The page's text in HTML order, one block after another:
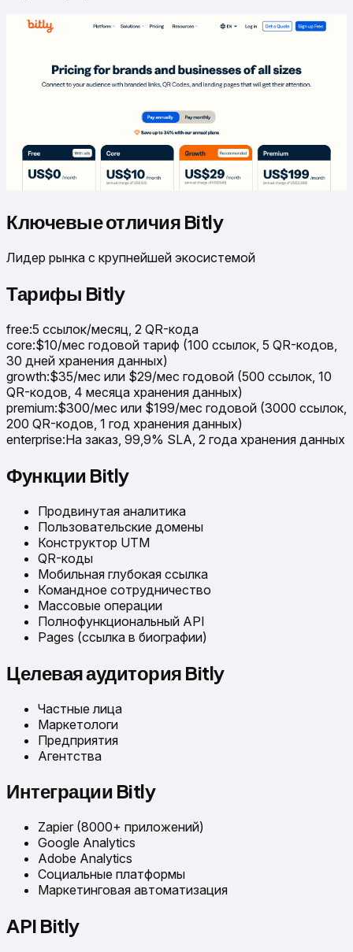
Ключевые отличия Bitly
Лидер рынка с крупнейшей экосистемой
Тарифы Bitly
free:5 ссылок/месяц, 2 QR-кода
core:$10/мес годовой тариф (100 ссылок, 5 QR-кодов,
30 дней хранения данных)
growth:$35/мес или $29/мес годовой (500 ссылок, 10
QR-кодов, 4 месяца хранения данных)
premium:$300/мес или $199/мес годовой (3000 ссылок,
200 QR-кодов, 1 год хранения данных)
enterprise:На заказ, 99,9% SLA, 2 года хранения данных
Функции Bitly
Продвинутая аналитика
Пользовательские домены
Конструктор UTM
QR-коды
Мобильная глубокая ссылка
Командное сотрудничество
Массовые операции
Полнофункциональный API
Pages (ссылка в биографии)
Целевая аудитория Bitly
Частные лица
Маркетологи
Предприятия
Агентства
Интеграции Bitly
Zapier (8000+ приложений)
Google Analytics
Adobe Analytics
Социальные платформы
Маркетинговая автоматизация
API Bitly